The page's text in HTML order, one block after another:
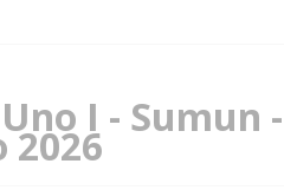
I - Sumun -
2026